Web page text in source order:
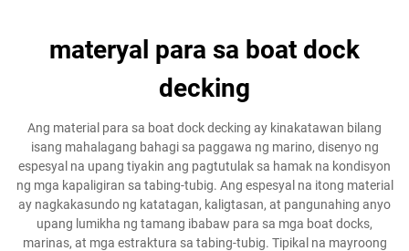
materyal para sa boat dock
decking
Ang material para sa boat dock decking ay kinakatawan bilang
isang mahalagang bahagi sa paggawa ng marino, disenyo ng
espesyal na upang tiyakin ang pagtutulak sa hamak na kondisyon
ng mga kapaligiran sa tabing-tubig. Ang espesyal na itong material
ay nagkakasundo ng katatagan, kaligtasan, at pangunahing anyo
upang lumikha ng tamang ibabaw para sa mga boat docks,
marinas, at mga estraktura sa tabing-tubig. Tipikal na mayroong